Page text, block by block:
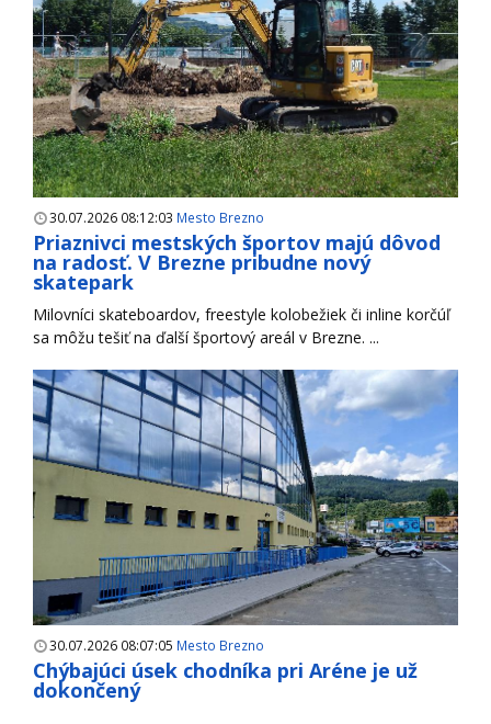
30.07.2026 08:12:03 Mesto Brezno
Priaznivci mestských športov majú dôvod
na radosť. V Brezne pribudne nový
skatepark
Milovníci skateboardov, freestyle kolobežiek či inline korčúľ
sa môžu tešiť na ďalší športový areál v Brezne. ...
30.07.2026 08:07:05 Mesto Brezno
Chýbajúci úsek chodníka pri Aréne je už
dokončený